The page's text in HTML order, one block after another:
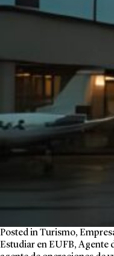
Posted inTurismo,
Estudiar en EUFB, Agente